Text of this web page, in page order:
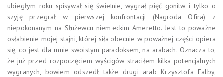
ubiegłym roku spisywał się świetnie, wygrał pięć gonitw i tylko o
szyję przegrał w pierwszej konfrontacji (Nagroda Ofira) z
niepokonanym na Służewcu niemieckim Ameretto. Jest to poważne
osłabienie mojej stajni, której siła obecnie w poważnej części opiera
się, co jest dla mnie swoistym paradoksem, na arabach. Oznacza to,
że już przed rozpoczęciem wyścigów straciłem kilka potencjalnych
wygranych, bowiem odszedł także drugi arab Krzysztofa Falby,